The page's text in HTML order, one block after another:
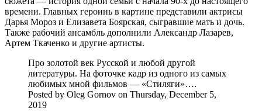
времени. Главных героинь в картине представили актрисы
Дарья Мороз и Елизавета Боярская, сыгравшие мать и дочь.
Также рабочий ансамбль дополнили Александр Лазарев,
Артем Ткаченко и другие артисты.
Про золотой век Русской и любой другой
литературы. На фоточке кадр из одного из самых
любимых мной фильмов — «Стиляги»….
Posted by Oleg Gornov on Thursday, December 5,
2019